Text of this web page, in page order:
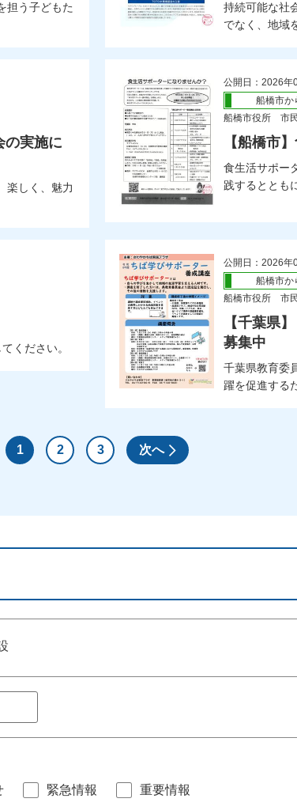
担う子どもた
持続可能な社
でなく、地域
の実施に
楽しく、魅力
公開日：2026年
船橋市か
船橋市役所 市
【船橋市
食生活サポー
践するととも
ください。
公開日：2026年
船橋市か
船橋市役所 市
【千葉県
募集中
千葉県教育委
躍を促進する
1 2 3 次へ
緊急情報 重要情報